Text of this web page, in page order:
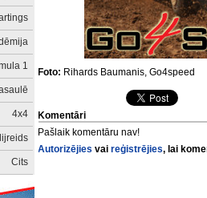
1
4x4
Cits
Foto: Rihards Baumanis, Go4speed
Komentāri
Pašlaik komentāru nav!
Autorizējies vaireģistrējies, lai